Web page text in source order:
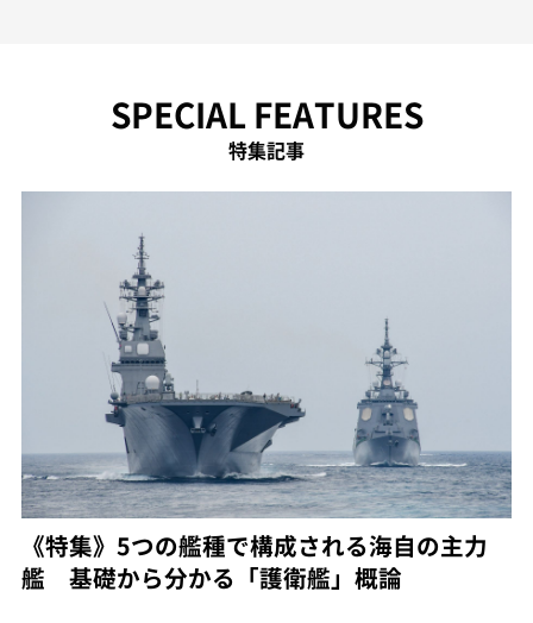
SPECIAL FEATURES
特集記事
《特集》5つの艦種で構成される海自の主力
艦 基礎から分かる「護衛艦」概論